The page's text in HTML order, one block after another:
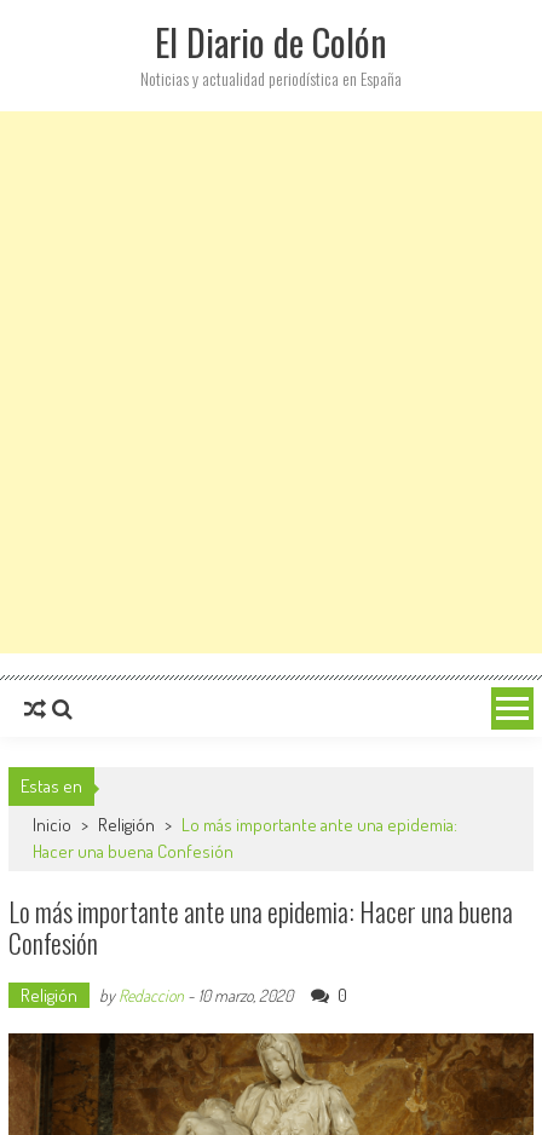
El Diario de Colón
Noticias y actualidad periodística en España
Estas en
Inicio > Religión > Lo más importante ante una epidemia:
Hacer una buena Confesión
Lo más importante ante una epidemia: Hacer una buena
Confesión
Religión byRedaccion- 10 marzo, 2020 0